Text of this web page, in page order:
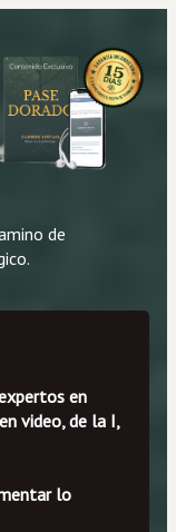
de
en
video, de la I,
lo